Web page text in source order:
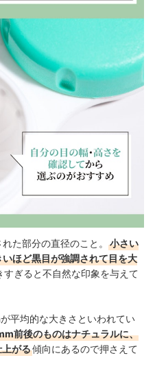
た部分の直径のこと。
小さい
ほど黒目が強調されて目を大
すぎると不自然な印象を与えて
平均的な大きさといわれてい
前後のものはナチュラルに、
がる傾向にあるので押さえて